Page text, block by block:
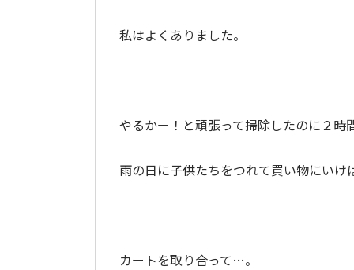
私はよくありました。
やるかー！と頑張って掃除したのに２時
雨の日に子供たちをつれて買い物にいけ
カートを取り合って…。